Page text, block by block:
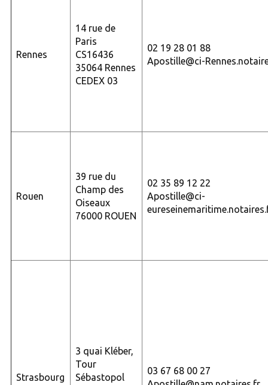
Rennes
14 rue de
Paris
CS16436
35064 Rennes
CEDEX 03
02 19 28 01 88
Apostille@ci-
Rouen
39 rue du
Champ des
Oiseaux
76000 ROUEN
02 35 89 12 22
Apostille@ci-
Strasbourg
3 quai Kléber,
Tour
Sébastopol
03 67 68 00 27